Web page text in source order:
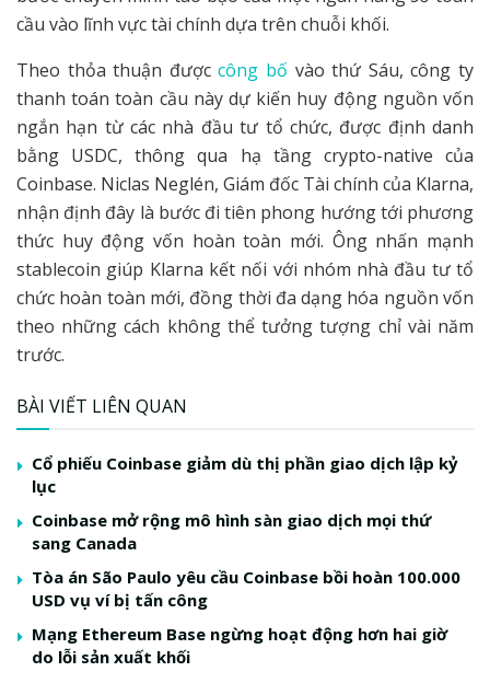
cầu vào lĩnh vực tài chính dựa trên chuỗi khối.
Theo thỏa thuận đượccông bố vào thứ Sáu, công ty
thanh toán toàn cầu này dự kiến huy động nguồn vốn
ngắn hạn từ các nhà đầu tư tổ chức, được định danh
bằng USDC, thông qua hạ tầng crypto-native của
Coinbase. Niclas Neglén, Giám đốc Tài chính của Klarna,
nhận định đây là bước đi tiên phong hướng tới phương
thức huy động vốn hoàn toàn mới. Ông nhấn mạnh
stablecoin giúp Klarna kết nối với nhóm nhà đầu tư tổ
chức hoàn toàn mới, đồng thời đa dạng hóa nguồn vốn
theo những cách không thể tưởng tượng chỉ vài năm
trước.
BÀI VIẾT LIÊN QUAN
Cổ phiếu Coinbase giảm dù thị phần giao dịch lập kỷ
lục
Coinbase mở rộng mô hình sàn giao dịch mọi thứ
sang Canada
Tòa án São Paulo yêu cầu Coinbase bồi hoàn 100.000
USD vụ ví bị tấn công
Mạng Ethereum Base ngừng hoạt động hơn hai giờ
do lỗi sản xuất khối